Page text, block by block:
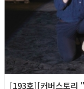
[193호][커버스토리